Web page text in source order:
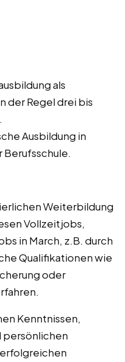
als
der Regel drei bis
Ausbildung in
Berufsschule.
Weiterbildung
Vollzeitjobs,
in March, z.B. durch
Qualifikationen wie
oder
Kenntnissen,
persönlichen